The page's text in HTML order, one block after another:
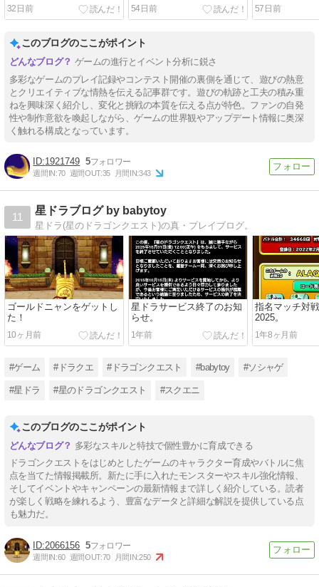
32日前
54日前
57日前
このブログのここがポイント
ゲームの進行とイベント分析に鋭さ
多彩なゲームのプレイ記録やコンテスト開催の裏側を通じて、遊びの熱意
とクリエイティブな情熱を伝える記事群です。遊びの軌跡と工夫の積み重
ねを興味深く紹介し、変化と挑戦の本質を伝える点が特色。ファンの自発
性や制作意欲を喚起しながら、ゲームの世界観やアップデート情報に奥深
く触れる構成となっています。
1921749 5
週間IN:70 週間OUT:35 月間IN:343
11
星ドラブログ by babytoy
星ドラ(星のドラゴンクエスト)の真・プレイブログ。
ゴールドニャンをゲットし
た！
10ヶ月前
星ドラサービス終了のお知
らせ。
1年前
指名マッチ対
2025。
1年8ヶ月前
#ゲーム #ドラクエ #ドラゴンクエスト #babytoy #ソシャゲ
#星ドラ #星のドラゴンクエスト #スクエニ
このブログのここがポイント
多彩なスキルと特技で個性豊かに育成できる
ドラゴンクエストをはじめとしたゲームのキャラクター育成やバトルに焦
点を当てた情報掲載所。新たに手に入れたモンスターやスキル強化情報、
そしてイベントやキャンペーンの最新情報まで詳しく紹介している。読者
が楽しく戦略を練れるよう、豊富なデータと詳細な解説を提供している点
も魅力だ。
2066156 5
週間IN:60 週間OUT:70 月間IN:250